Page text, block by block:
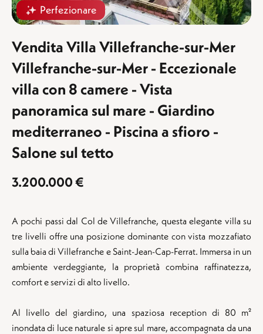
Perfezionare
Vendita Villa Villefranche-sur-Mer
Villefranche-sur-Mer - Eccezionale
villa con 8 camere - Vista
panoramica sul mare - Giardino
mediterraneo - Piscina a sfioro -
Salone sul tetto
3.200.000 €
A pochi passi dal Col de Villefranche, questa elegante villa su
tre livelli offre una posizione dominante con vista mozzafiato
sulla baia di Villefranche e Saint-Jean-Cap-Ferrat. Immersa in un
ambiente verdeggiante, la proprietà combina raffinatezza,
comfort e servizi di alto livello.
Al livello del giardino, una spaziosa reception di 80 m²
inondata di luce naturale si apre sul mare, accompagnata da una